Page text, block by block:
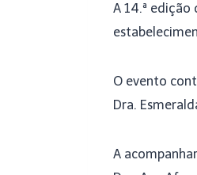
A 14.ª
O evento
Dra.
A